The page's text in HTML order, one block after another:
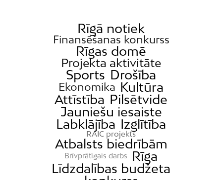
Rīgā notiek
Finansēšanas konkurss
Rīgas domē
Projekta aktivitāte
Sports Drošība
Ekonomika Kultūra
Attīstība Pilsētvide
Jauniešu iesaiste
Labklājība Izglītība
RAIC projekts
Atbalsts biedrībām
Brīvprātīgais darbs
Rīga
Līdzdalības budžeta